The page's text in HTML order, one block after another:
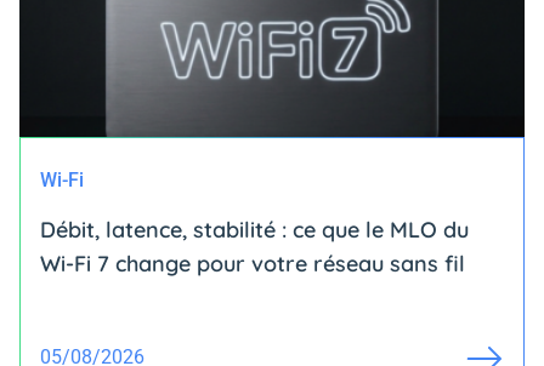
Wi-Fi
Débit, latence, stabilité : ce que le MLO du
Wi-Fi 7 change pour votre réseau sans fil
05/08/2026